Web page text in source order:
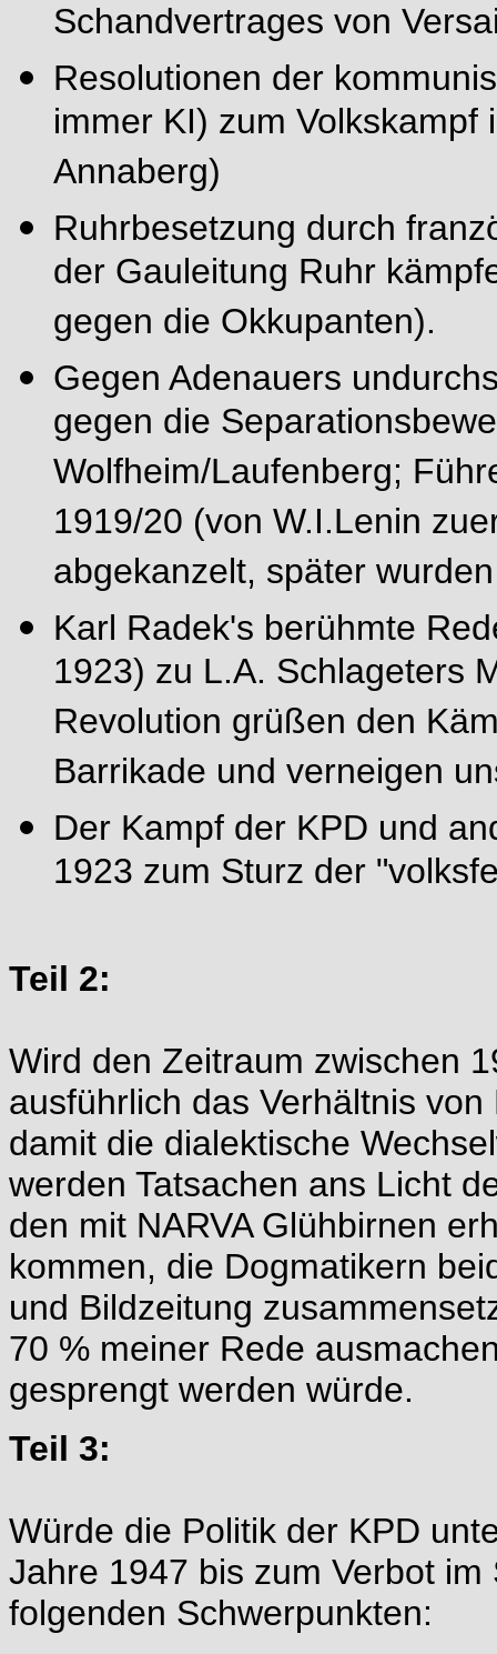
Schandvertrages von
Resolutionen der
immer KI) zum
Annaberg)
Ruhrbesetzung durch
der Gauleitung Ruhr
gegen die Okkupanten).
Gegen Adenauers
gegen die
Wolfheim/Laufenberg;
1919/20 (von W.I.Lenin
abgekanzelt, später
Karl Radek's berühmte
1923) zu L.A. Schlageters
Revolution grüßen den
Barrikade und verneigen
Der Kampf der KPD und
1923 zum Sturz der
Teil 2:
Wird den Zeitraum zwischen
ausführlich das Verhältnis
damit die dialektische
werden Tatsachen ans Licht
den mit NARVA Glühbirnen
kommen, die Dogmatikern
und Bildzeitung
70 % meiner Rede
gesprengt werden würde.
Teil 3:
Würde die Politik der KPD
Jahre 1947 bis zum Verbot
folgenden Schwerpunkten: